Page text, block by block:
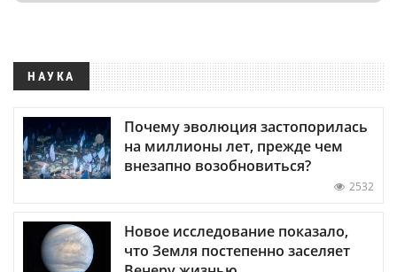
НАУКА
Почему эволюция застопорилась
на миллионы лет, прежде чем
внезапно возобновиться?
2532
Новое исследование показало,
что Земля постепенно заселяет